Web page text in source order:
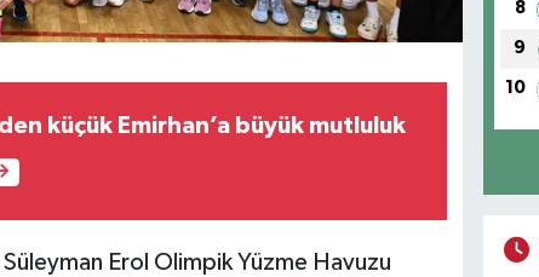
küçük Emirhan’a büyük mutluluk
Erol Olimpik Yüzme Havuzu
8
9
10